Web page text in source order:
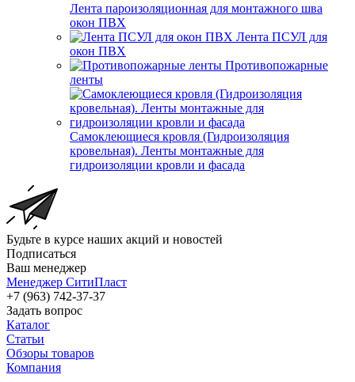
Лента пароизоляционная для монтажного шва
окон ПВХ
Лента ПСУЛ для
окон ПВХ
Противопожарные
ленты
Самоклеющиеся кровля (Гидроизоляция
кровельная). Ленты монтажные для
гидроизоляции кровли и фасада
Будьте в курсе наших акций и новостей
Подписаться
Ваш менеджер
Менеджер СитиПласт
+7 (963) 742-37-37
Задать вопрос
Каталог
Статьи
Обзоры товаров
Компания